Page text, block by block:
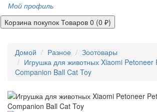
Мой профиль
Корзина покупок Товаров 0 (0 ₽)
Домой Разное
Зоотовары
Игрушка для животных Xiaomi Petoneer
Companion Ball Cat Toy